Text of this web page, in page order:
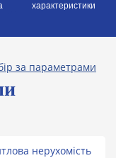
характеристики
за параметрами
нерухомість